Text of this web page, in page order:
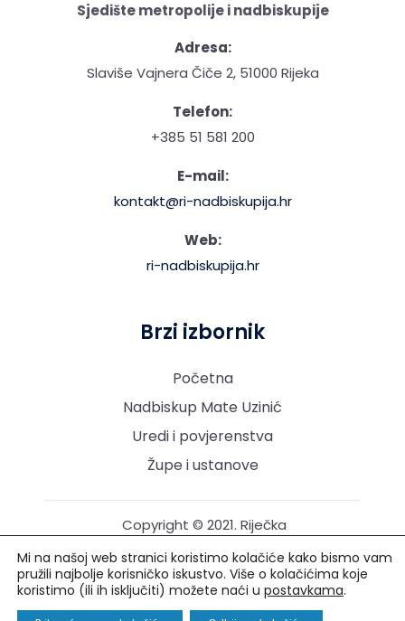
Sjedište metropolije i nadbiskupije
Adresa:
Slaviše Vajnera Čiče 2, 51000 Rijeka
Telefon:
+385 51 581 200
E-mail:
kontakt@ri-nadbiskupija.hr
Web:
ri-nadbiskupija.hr
Brzi izbornik
Početna
Nadbiskup Mate Uzinić
Uredi i povjerenstva
Župe i ustanove
Copyright © 2021. Riječka
pridržana.
Izrada i održavanje: Creative Media™
Mi na našoj web stranici koristimo kolačiće kako bismo vam
pružili najbolje korisničko iskustvo. Više o kolačićima koje
koristimo (ili ih isključiti) možete naći u postavkama.